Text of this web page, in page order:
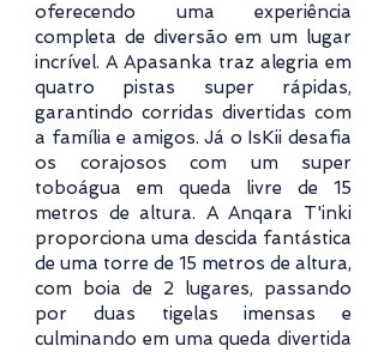
oferecendo uma experiência
completa de diversão em um lugar
incrível. A Apasanka traz alegria em
quatro pistas super rápidas,
garantindo corridas divertidas com
a família e amigos. Já o IsKii desafia
os corajosos com um super
toboágua em queda livre de 15
metros de altura. A Anqara T'inki
proporciona uma descida fantástica
de uma torre de 15 metros de altura,
com boia de 2 lugares, passando
por duas tigelas imensas e
culminando em uma queda divertida